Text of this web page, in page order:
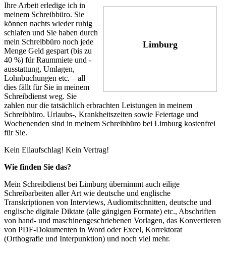
Limburg
Ihre Arbeit erledige ich in
meinem Schreibbüro. Sie
können nachts wieder ruhig
schlafen und Sie haben durch
mein Schreibbüro noch jede
Menge Geld gespart (bis zu
40 %) für Raummiete und -
ausstattung, Umlagen,
Lohnbuchungen etc. – all
dies fällt für Sie in meinem
Schreibdienst weg. Sie
zahlen nur die tatsächlich erbrachten Leistungen in meinem
Schreibbüro. Urlaubs-, Krankheitszeiten sowie Feiertage und
Wochenenden sind in meinem Schreibbüro bei Limburg kostenfrei
für Sie.
Kein Eilaufschlag! Kein Vertrag!
Wie finden Sie das?
Mein Schreibdienst bei Limburg übernimmt auch eilige
Schreibarbeiten aller Art wie deutsche und englische
Transkriptionen von Interviews, Audiomitschnitten, deutsche und
englische digitale Diktate (alle gängigen Formate) etc., Abschriften
von hand- und maschinengeschriebenen Vorlagen, das Konvertieren
von PDF-Dokumenten in Word oder Excel, Korrektorat
(Orthografie und Interpunktion) und noch viel mehr.